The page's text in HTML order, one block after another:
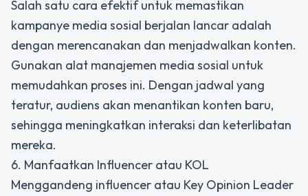
Salah satu cara efektif untuk memastikan
kampanye media sosial berjalan lancar adalah
dengan merencanakan dan menjadwalkan konten.
Gunakan alat manajemen media sosial untuk
memudahkan proses ini. Dengan jadwal yang
teratur, audiens akan menantikan konten baru,
sehingga meningkatkan interaksi dan keterlibatan
mereka.
6. Manfaatkan Influencer atau KOL
Menggandeng influencer atau Key Opinion Leader